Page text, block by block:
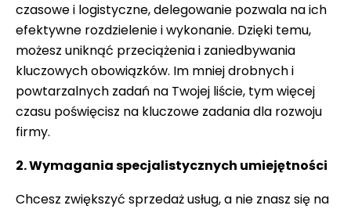
czasowe i logistyczne, delegowanie pozwala na ich
efektywne rozdzielenie i wykonanie. Dzięki temu,
możesz uniknąć przeciążenia i zaniedbywania
kluczowych obowiązków. Im mniej drobnych i
powtarzalnych zadań na Twojej liście, tym więcej
czasu poświęcisz na kluczowe zadania dla rozwoju
firmy.
2. Wymagania specjalistycznych umiejętności
Chcesz zwiększyć sprzedaż usług, a nie znasz się na